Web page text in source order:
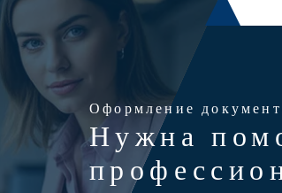
Оформление
Нужна